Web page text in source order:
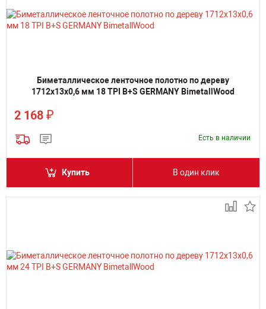
Биметаллическое ленточное полотно по дереву
1712х13х0,6 мм 18 TPI B+S GERMANY BimetallWood
2 168 ₽
Есть в наличии
Купить В один клик